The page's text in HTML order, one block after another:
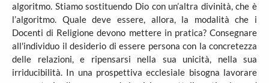
algoritmo. Stiamo sostituendo Dio con un’altra divinità, che è
l’algoritmo. Quale deve essere, allora, la modalità che i
Docenti di Religione devono mettere in pratica? Consegnare
all'individuo il desiderio di essere persona con la concretezza
delle relazioni, e ripensarsi nella sua unicità, nella sua
irriducibilità. In una prospettiva ecclesiale bisogna lavorare